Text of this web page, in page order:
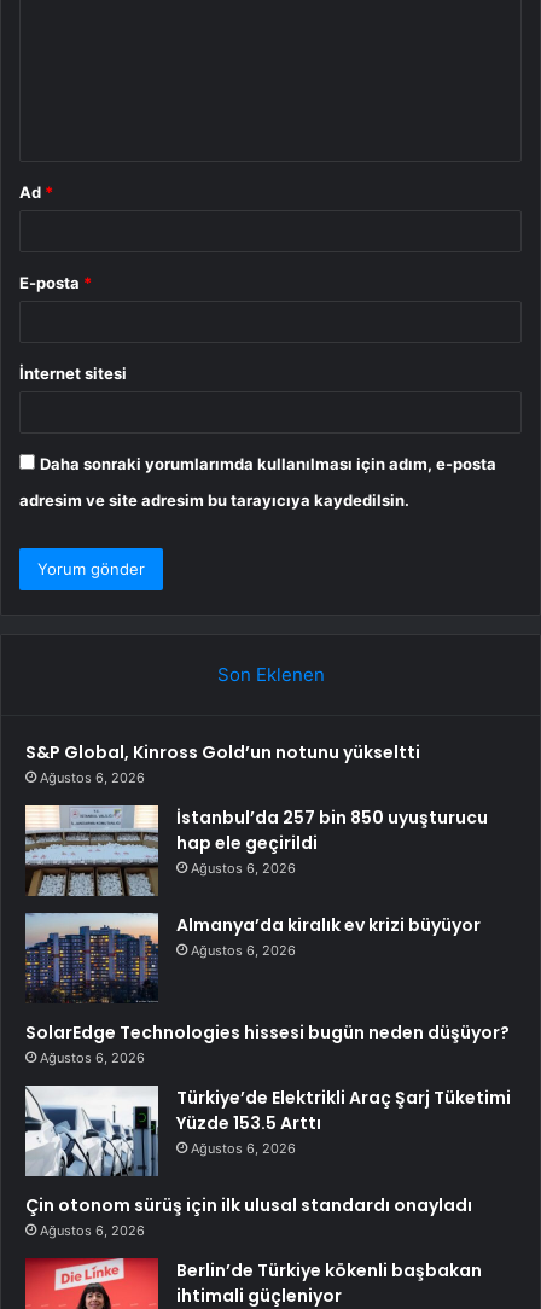
Ad *
E-posta *
İnternet sitesi
Daha sonraki yorumlarımda kullanılması için adım, e-posta
adresim ve site adresim bu tarayıcıya kaydedilsin.
Son Eklenen
S&P Global, Kinross Gold’un notunu yükseltti
Ağustos 6, 2026
İstanbul’da 257 bin 850 uyuşturucu
hap ele geçirildi
Ağustos 6, 2026
Almanya’da kiralık ev krizi büyüyor
Ağustos 6, 2026
SolarEdge Technologies hissesi bugün neden düşüyor?
Ağustos 6, 2026
Türkiye’de Elektrikli Araç Şarj Tüketimi
Yüzde 153.5 Arttı
Ağustos 6, 2026
Çin otonom sürüş için ilk ulusal standardı onayladı
Ağustos 6, 2026
Berlin’de Türkiye kökenli başbakan
ihtimali güçleniyor